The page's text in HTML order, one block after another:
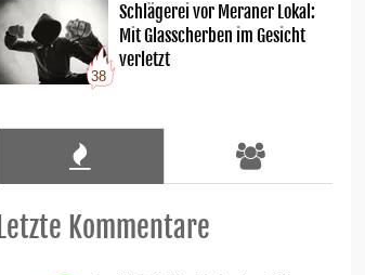
38
Schlägerei vor Meraner Lokal:
Mit Glasscherben im Gesicht
verletzt
Letzte Kommentare